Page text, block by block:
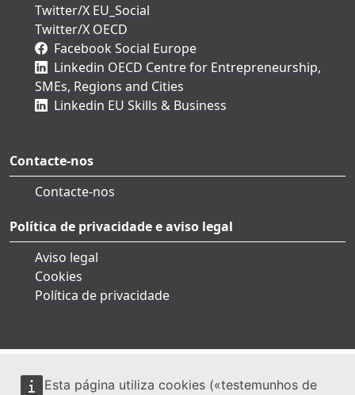
Esta página utiliza cookies («testemunhos de
Twitter/X EU_Social
Twitter/X OECD
Facebook Social Europe
Linkedin OECD Centre for Entrepreneurship,
SMEs, Regions and Cities
Linkedin EU Skills & Business
Contacte-nos
Contacte-nos
Política de privacidade e aviso legal
Aviso legal
Cookies
Política de privacidade